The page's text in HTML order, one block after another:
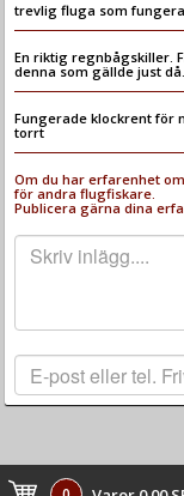
trevlig fluga som
En riktig regnbågskiller.
denna som gällde just då.
Fungerade klockrent för
torrt
Om du har erfarenhet
för andra flugfiskare.
Publicera gärna dina